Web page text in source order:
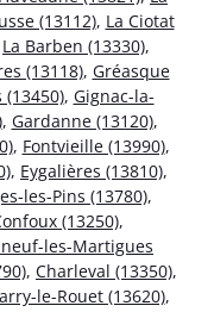
(13112), La Ciotat
La Barben (13330),
(13118), Gréasque
(13450), Gignac-la-
, Gardanne (13120),
, Fontvieille (13990),
, Eygalières (13810),
les-Pins (13780),
(13250),
les-Martigues
, Charleval (13350),
le-Rouet (13620),